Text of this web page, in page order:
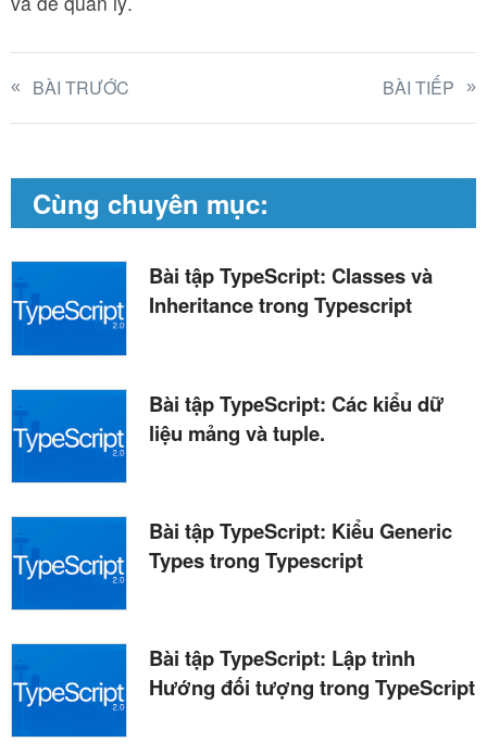
BÀI TRƯỚC BÀI TIẾP
Cùng chuyên mục:
Bài tập TypeScript: Classes và
Inheritance trong Typescript
Bài tập TypeScript: Các kiểu dữ
liệu mảng và tuple.
Bài tập TypeScript: Kiểu Generic
Types trong Typescript
Bài tập TypeScript: Lập trình
Hướng đối tượng trong TypeScript